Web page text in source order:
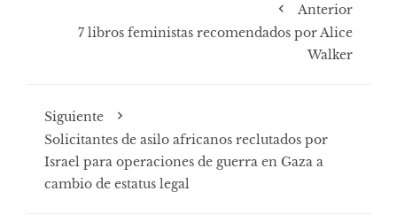
Anterior
7 libros feministas recomendados por Alice
Walker
Siguiente
Solicitantes de asilo africanos reclutados por
Israel para operaciones de guerra en Gaza a
cambio de estatus legal